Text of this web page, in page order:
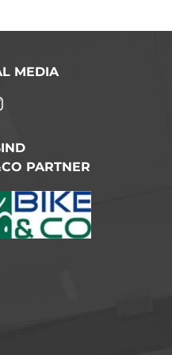
MEDIA
PARTNER